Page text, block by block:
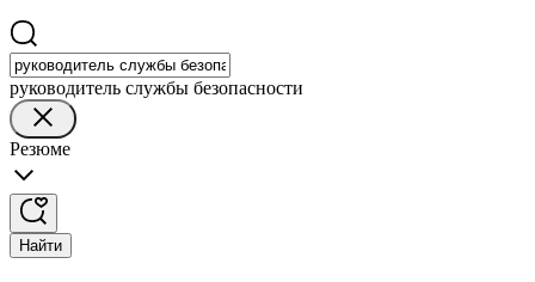
руководитель службы безопасности
Резюме
Найти